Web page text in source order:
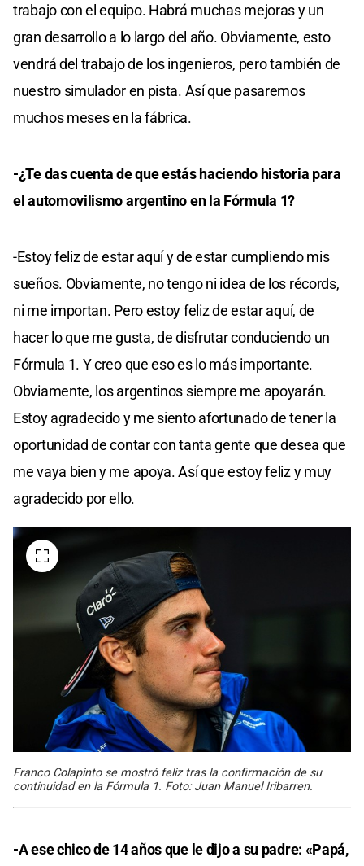
trabajo con el equipo. Habrá muchas mejoras y un
gran desarrollo a lo largo del año. Obviamente, esto
vendrá del trabajo de los ingenieros, pero también de
nuestro simulador en pista. Así que pasaremos
muchos meses en la fábrica.
-¿Te das cuenta de que estás haciendo historia para
el automovilismo argentino en la Fórmula 1?
-Estoy feliz de estar aquí y de estar cumpliendo mis
sueños. Obviamente, no tengo ni idea de los récords,
ni me importan. Pero estoy feliz de estar aquí, de
hacer lo que me gusta, de disfrutar conduciendo un
Fórmula 1. Y creo que eso es lo más importante.
Obviamente, los argentinos siempre me apoyarán.
Estoy agradecido y me siento afortunado de tener la
oportunidad de contar con tanta gente que desea que
me vaya bien y me apoya. Así que estoy feliz y muy
agradecido por ello.
Franco Colapinto se mostró feliz tras la confirmación de su
continuidad en la Fórmula 1. Foto: Juan Manuel Iribarren.
-A ese chico de 14 años que le dijo a su padre: «Papá,